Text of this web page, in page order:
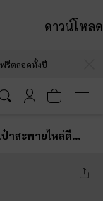
รีตลอดทั้งปี
กระเป๋าสะพายไหล่ดีเทลงานสานขนาดมินิรุ่น Calla
ดาวน์โหลด